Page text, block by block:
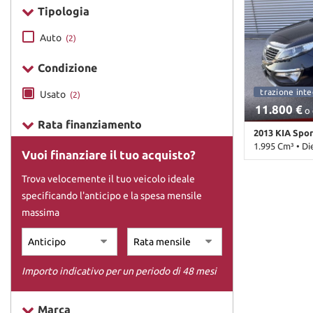
DICONO DI NOI
CONTATTI
Tipologia
Auto (2)
Condizione
Usato (2)
Rata finanziamento
Vuoi finanziare il tuo acquisto?
Trova velocemente il tuo veicolo ideale
specificando l'anticipo e la spesa mensile
massima
Importo indicativo per un periodo di 48 mesi
Marca
trazione integrale trazione
11.800 € o
2013 KIA
1.995 Cm³ •
neopatentati